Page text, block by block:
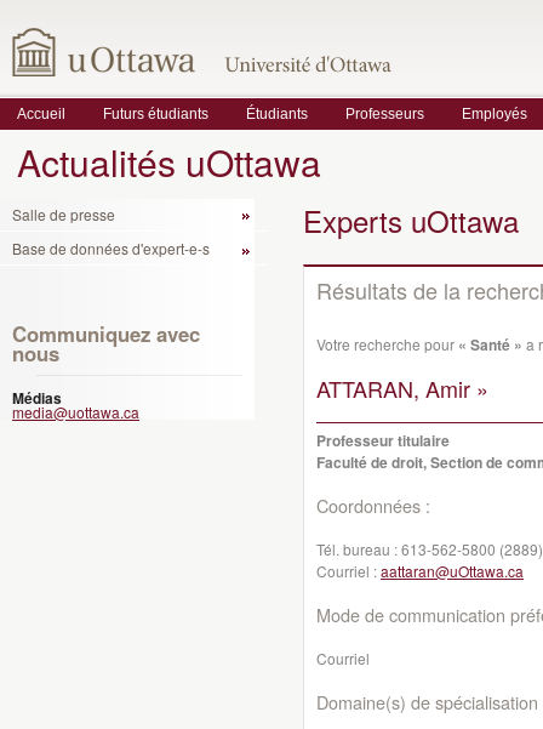
Accueil Futurs étudiants Étudiants Professeurs Employés
Actualités uOttawa
Salle de presse
Base de données d'expert-e-s
Communiquez avec
nous
Médias
media@uottawa.ca
Experts uOttawa
Résultats de la
Votre recherche pour « Santé » a
ATTARAN, Amir »
Professeur titulaire
Faculté de droit, Section de
Coordonnées :
Tél. bureau :613-562-5800 (2889)
Courriel :aattaran@uOttawa.ca
Mode de communication
Courriel
Domaine(s) de spécialisation